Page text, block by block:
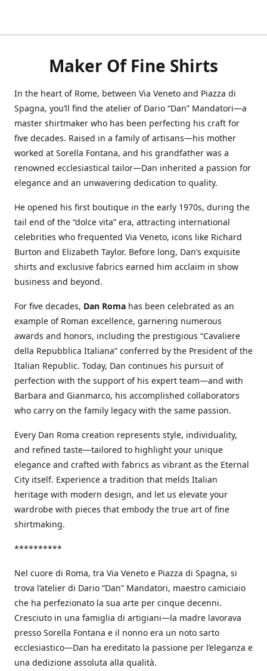
Maker Of Fine Shirts
In the heart of Rome, between Via Veneto and Piazza di
Spagna, you’ll find the atelier of Dario “Dan” Mandatori—a
master shirtmaker who has been perfecting his craft for
five decades. Raised in a family of artisans—his mother
worked at Sorella Fontana, and his grandfather was a
renowned ecclesiastical tailor—Dan inherited a passion for
elegance and an unwavering dedication to quality.
He opened his first boutique in the early 1970s, during the
tail end of the “dolce vita” era, attracting international
celebrities who frequented Via Veneto, icons like Richard
Burton and Elizabeth Taylor. Before long, Dan’s exquisite
shirts and exclusive fabrics earned him acclaim in show
business and beyond.
For five decades, Dan Roma has been celebrated as an
example of Roman excellence, garnering numerous
awards and honors, including the prestigious “Cavaliere
della Repubblica Italiana” conferred by the President of the
Italian Republic. Today, Dan continues his pursuit of
perfection with the support of his expert team—and with
Barbara and Gianmarco, his accomplished collaborators
who carry on the family legacy with the same passion.
Every Dan Roma creation represents style, individuality,
and refined taste—tailored to highlight your unique
elegance and crafted with fabrics as vibrant as the Eternal
City itself. Experience a tradition that melds Italian
heritage with modern design, and let us elevate your
wardrobe with pieces that embody the true art of fine
shirtmaking.
**********
Nel cuore di Roma, tra Via Veneto e Piazza di Spagna, si
trova l’atelier di Dario “Dan” Mandatori, maestro camiciaio
che ha perfezionato la sua arte per cinque decenni.
Cresciuto in una famiglia di artigiani—la madre lavorava
presso Sorella Fontana e il nonno era un noto sarto
ecclesiastico—Dan ha ereditato la passione per l’eleganza e
una dedizione assoluta alla qualità.